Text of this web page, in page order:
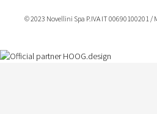
© 2023 Novellini Spa P.IVA IT 00690100201 /